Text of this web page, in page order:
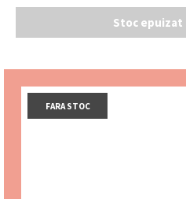
Stoc epuizat
FARA STOC